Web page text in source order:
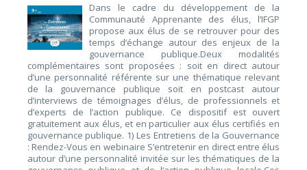
Dans le cadre du développement de la
Communauté Apprenante des élus, l’IFGP
propose aux élus de se retrouver pour des
temps d’échange autour des enjeux de la
gouvernance publique.Deux modalités
complémentaires sont proposées : soit en direct autour
d’une personnalité référente sur une thématique relevant
de la gouvernance publique soit en postcast autour
d’interviews de témoignages d’élus, de professionnels et
d’experts de l’action publique. Ce dispositif est ouvert
gratuitement aux élus, et en particulier aux élus certifiés en
gouvernance publique. 1) Les Entretiens de la Gouvernance
: Rendez-Vous en webinaire S’entretenir en direct entre élus
autour d’une personnalité invitée sur les thématiques de la